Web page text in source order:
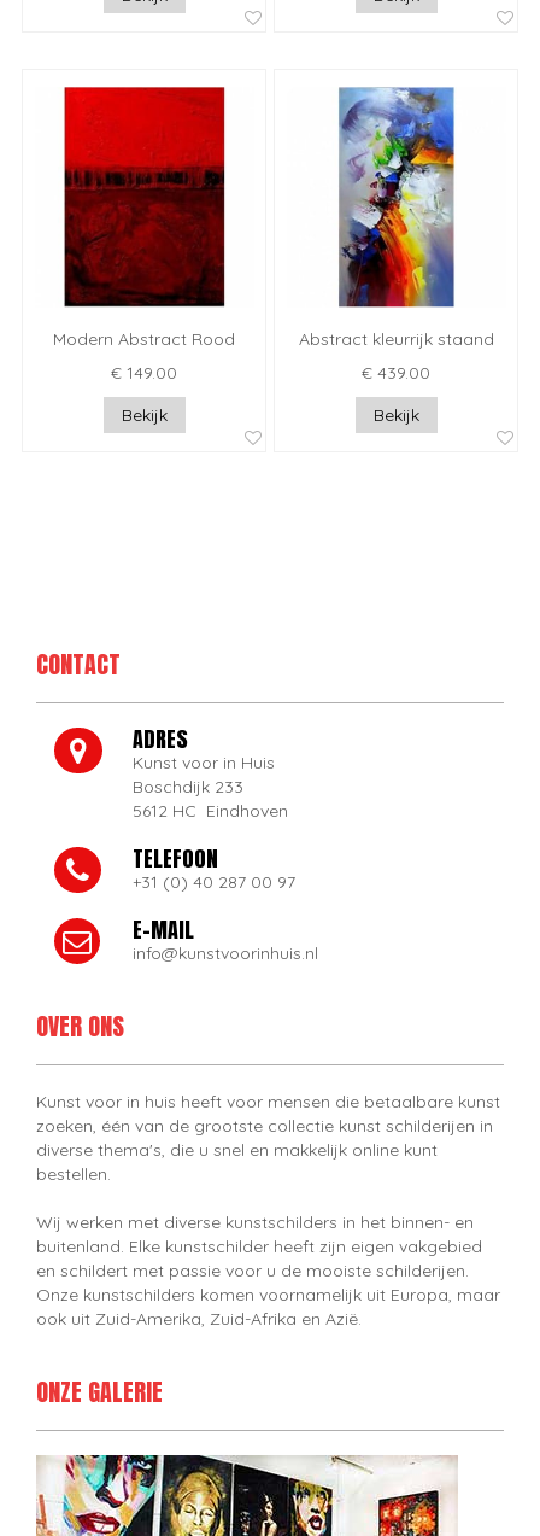
Modern Abstract Rood
€ 149.00
Bekijk
Abstract kleurrijk staand
€ 439.00
Bekijk
CONTACT
ADRES
Kunst voor in Huis
Boschdijk 233
5612 HC Eindhoven
TELEFOON
+31 (0) 40 287 00 97
E-MAIL
info@kunstvoorinhuis.nl
OVER ONS
Kunst voor in huis heeft voor mensen die betaalbare kunst
zoeken, één van de grootste collectie kunst schilderijen in
diverse thema's, die u snel en makkelijk online kunt
bestellen.
Wij werken met diverse kunstschilders in het binnen- en
buitenland. Elke kunstschilder heeft zijn eigen vakgebied
en schildert met passie voor u de mooiste schilderijen.
Onze kunstschilders komen voornamelijk uit Europa, maar
ook uit Zuid-Amerika, Zuid-Afrika en Azië.
ONZE GALERIE